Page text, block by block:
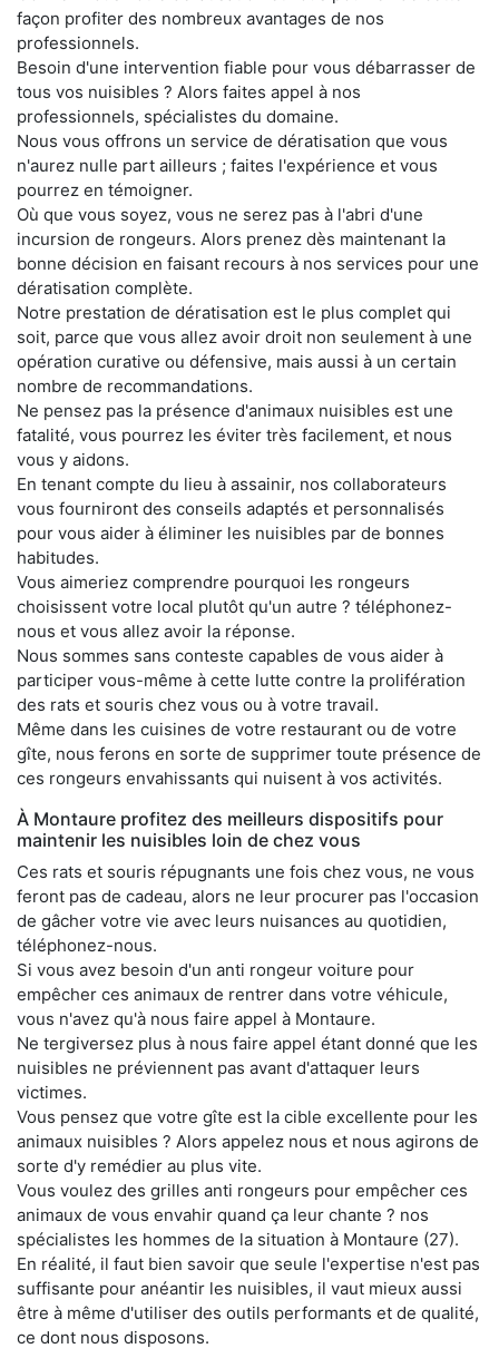
façon profiter des nombreux avantages de nos
professionnels.
Besoin d'une intervention fiable pour vous débarrasser de
tous vos nuisibles ? Alors faites appel à nos
professionnels, spécialistes du domaine.
Nous vous offrons un service de dératisation que vous
n'aurez nulle part ailleurs ; faites l'expérience et vous
pourrez en témoigner.
Où que vous soyez, vous ne serez pas à l'abri d'une
incursion de rongeurs. Alors prenez dès maintenant la
bonne décision en faisant recours à nos services pour une
dératisation complète.
Notre prestation de dératisation est le plus complet qui
soit, parce que vous allez avoir droit non seulement à une
opération curative ou défensive, mais aussi à un certain
nombre de recommandations.
Ne pensez pas la présence d'animaux nuisibles est une
fatalité, vous pourrez les éviter très facilement, et nous
vous y aidons.
En tenant compte du lieu à assainir, nos collaborateurs
vous fourniront des conseils adaptés et personnalisés
pour vous aider à éliminer les nuisibles par de bonnes
habitudes.
Vous aimeriez comprendre pourquoi les rongeurs
choisissent votre local plutôt qu'un autre ? téléphonez-
nous et vous allez avoir la réponse.
Nous sommes sans conteste capables de vous aider à
participer vous-même à cette lutte contre la prolifération
des rats et souris chez vous ou à votre travail.
Même dans les cuisines de votre restaurant ou de votre
gîte, nous ferons en sorte de supprimer toute présence de
ces rongeurs envahissants qui nuisent à vos activités.
À Montaure profitez des meilleurs dispositifs pour
maintenir les nuisibles loin de chez vous
Ces rats et souris répugnants une fois chez vous, ne vous
feront pas de cadeau, alors ne leur procurer pas l'occasion
de gâcher votre vie avec leurs nuisances au quotidien,
téléphonez-nous.
Si vous avez besoin d'un anti rongeur voiture pour
empêcher ces animaux de rentrer dans votre véhicule,
vous n'avez qu'à nous faire appel à Montaure.
Ne tergiversez plus à nous faire appel étant donné que les
nuisibles ne préviennent pas avant d'attaquer leurs
victimes.
Vous pensez que votre gîte est la cible excellente pour les
animaux nuisibles ? Alors appelez nous et nous agirons de
sorte d'y remédier au plus vite.
Vous voulez des grilles anti rongeurs pour empêcher ces
animaux de vous envahir quand ça leur chante ? nos
spécialistes les hommes de la situation à Montaure (27).
En réalité, il faut bien savoir que seule l'expertise n'est pas
suffisante pour anéantir les nuisibles, il vaut mieux aussi
être à même d'utiliser des outils performants et de qualité,
ce dont nous disposons.